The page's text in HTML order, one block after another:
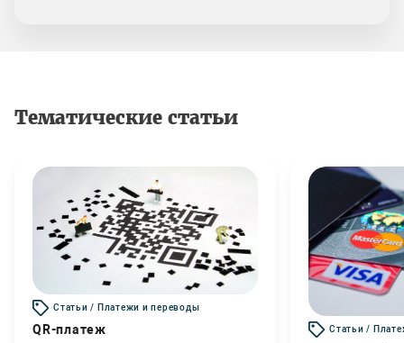
Тематические статьи
Статьи / Платежи и переводы
QR-платеж Статьи /